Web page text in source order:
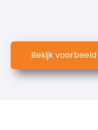
Bekijk